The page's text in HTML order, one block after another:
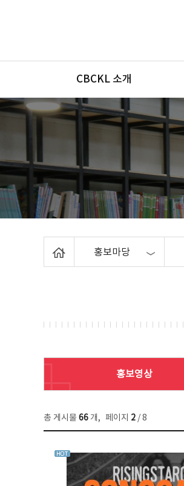
메뉴
CBCKL 소개
홍보마당
홍보영상
총 게시물 66 개, 페이지 2 / 8